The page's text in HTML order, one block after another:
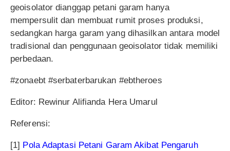
geoisolator dianggap petani garam hanya
mempersulit dan membuat rumit proses produksi,
sedangkan harga garam yang dihasilkan antara model
tradisional dan penggunaan geoisolator tidak memiliki
perbedaan.
#zonaebt #serbaterbarukan #ebtheroes
Editor: Rewinur Alifianda Hera Umarul
Referensi:
[1] Pola Adaptasi Petani Garam Akibat Pengaruh